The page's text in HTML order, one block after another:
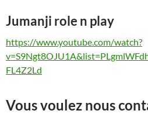
Jumanji role n play
https://www.youtube.com/watch?
FL4Z2Ld
Vous voulez nous